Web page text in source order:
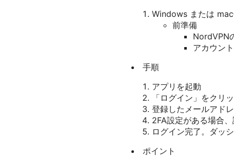
Windows または
前準備
NordVPN
アカウン
手順
アプリを起動
「ログイン」をクリ
登録したメールアド
2FA設定がある場合
ログイン完了。ダッ
ポイント